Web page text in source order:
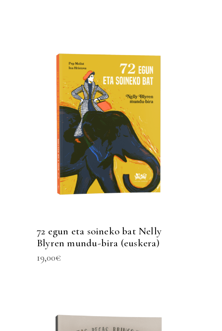
72 egun eta soineko bat Nelly
Blyren mundu-bira (euskera)
19,00€